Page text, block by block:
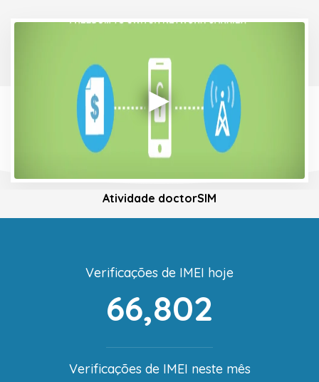
Atividade doctorSIM
Verificações de IMEI hoje
66,802
Verificações de IMEI neste mês